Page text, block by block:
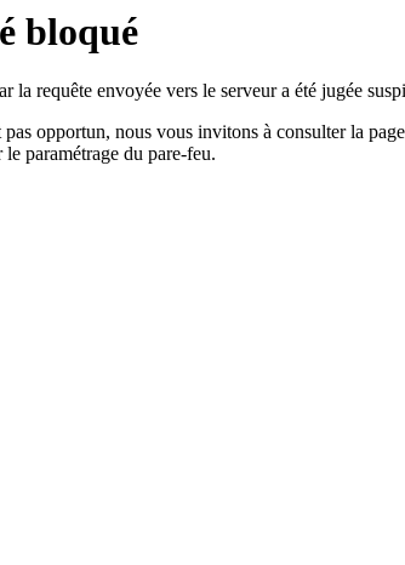
bloqué
requête envoyée vers le serveur a été jugée
opportun, nous vous invitons à consulter la page
paramétrage du pare-feu.